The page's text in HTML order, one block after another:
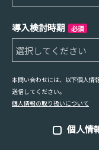
導入検討時期 必須
本問い合わせには、以下個人情
送信してください。
個人情報の取り扱いについて
個人情